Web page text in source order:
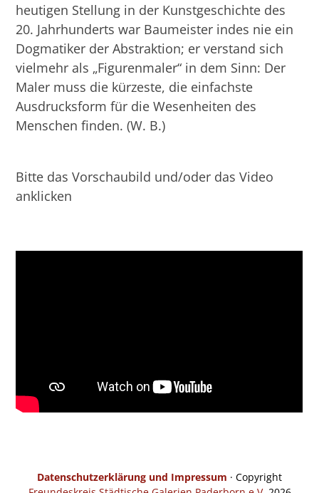
heutigen Stellung in der Kunstgeschichte des
20. Jahrhunderts war Baumeister indes nie ein
Dogmatiker der Abstraktion; er verstand sich
vielmehr als „Figurenmaler“ in dem Sinn: Der
Maler muss die kürzeste, die einfachste
Ausdrucksform für die Wesenheiten des
Menschen finden. (W. B.)
Bitte das Vorschaubild und/oder das Video
anklicken
Datenschutzerklärung und Impressum · Copyright